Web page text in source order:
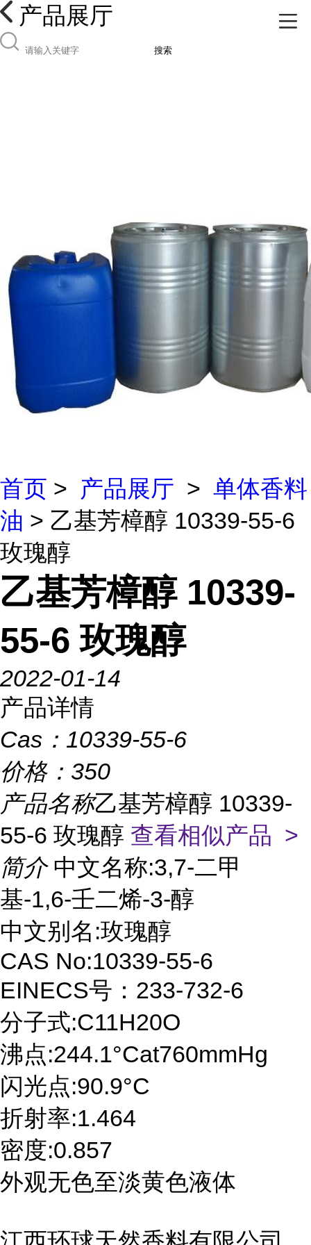
产品展厅
搜索
首页 > 产品展厅 > 单体香料
油 > 乙基芳樟醇 10339-55-6
玫瑰醇
乙基芳樟醇 10339-
55-6 玫瑰醇
2022-01-14
产品详情
Cas： 10339-55-6
价格： 350
产品名称乙基芳樟醇 10339-
55-6 玫瑰醇 查看相似产品 >
简介 中文名称:3,7-二甲
基-1,6-壬二烯-3-醇
中文别名:玫瑰醇
CAS No:10339-55-6
EINECS号：233-732-6
分子式:C11H20O
沸点:244.1°Cat760mmHg
闪光点:90.9°C
折射率:1.464
密度:0.857
外观无色至淡黄色液体